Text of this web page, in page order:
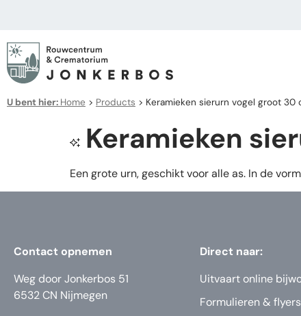
U bent hier: Home > Products > Keramieken sierurn vogel groot 30
Keramieken
Een grote urn, geschikt voor alle as. In de
Contact opnemen
Weg door Jonkerbos 51
6532 CN Nijmegen
Direct naar:
Uitvaart online
Formulieren & flyers